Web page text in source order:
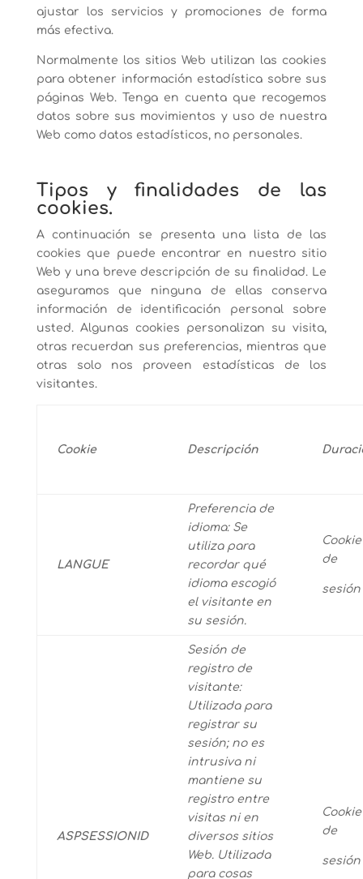
ajustar los servicios y promociones de forma
más efectiva.
Normalmente los sitios Web utilizan las cookies
para obtener información estadística sobre sus
páginas Web. Tenga en cuenta que recogemos
datos sobre sus movimientos y uso de nuestra
Web como datos estadísticos, no personales.
Tipos y finalidades de las
cookies.
A continuación se presenta una lista de las
cookies que puede encontrar en nuestro sitio
Web y una breve descripción de su finalidad. Le
aseguramos que ninguna de ellas conserva
información de identificación personal sobre
usted. Algunas cookies personalizan su visita,
otras recuerdan sus preferencias, mientras que
otras solo nos proveen estadísticas de los
visitantes.
Cookie Descripción
LANGUE
Preferencia de
idioma: Se
utiliza para
recordar qué
idioma escogió
el visitante en
su sesión.
Cookie
de
sesión
ASPSESSIONID
Sesión de
registro de
visitante:
Utilizada para
registrar su
sesión; no es
intrusiva ni
mantiene su
registro entre
visitas ni en
diversos sitios
Web. Utilizada
para cosas
Cookie
de
sesión